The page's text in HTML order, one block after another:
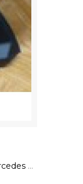
Abdeckung Armaturenbrett Mercedes Benz C-Klasse W204 A2046800278